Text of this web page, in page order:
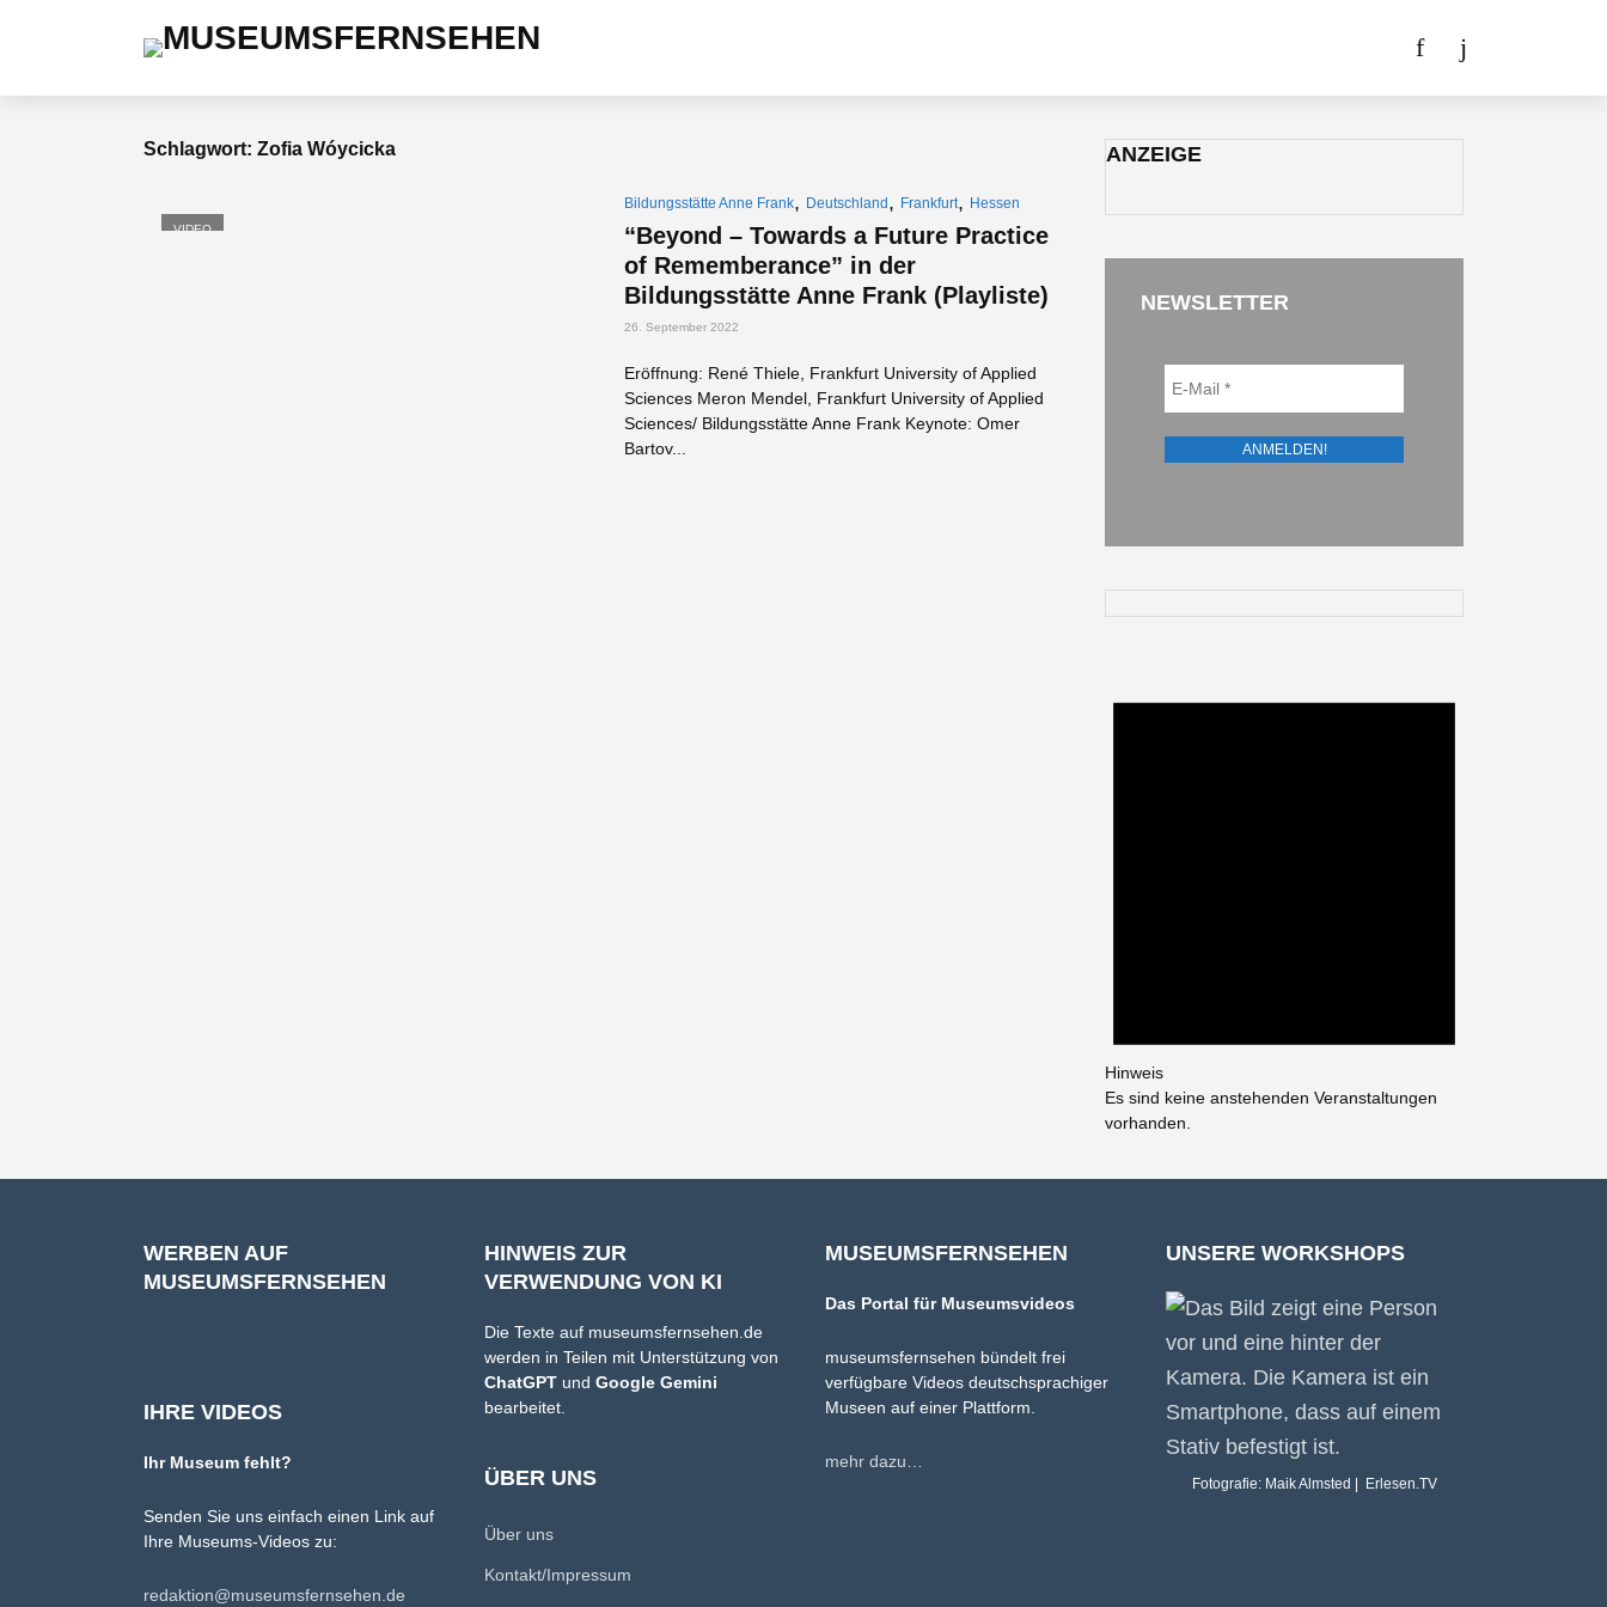
Schlagwort: Zofia Wóycicka
VIDEO
Bildungsstätte Anne Frank, Deutschland , Frankfurt, Hessen
“Beyond – Towards a Future Practice
of Rememberance” in der
Bildungsstätte Anne Frank (Playliste)
26. September 2022
Eröffnung: René Thiele, Frankfurt University of Applied
Sciences Meron Mendel, Frankfurt University of Applied
Sciences/ Bildungsstätte Anne Frank Keynote: Omer
Bartov...
ANZEIGE
NEWSLETTER
Hinweis
Es sind keine anstehenden Veranstaltungen
vorhanden.
WERBEN AUF
MUSEUMSFERNSEHEN
IHRE VIDEOS
Ihr Museum fehlt?
Senden Sie uns einfach einen Link auf
Ihre Museums-Videos zu:
redaktion@museumsfernsehen.de
HINWEIS ZUR
VERWENDUNG VON KI
Die Texte auf museumsfernsehen.de
werden in Teilen mit Unterstützung von
ChatGPT und Google Gemini
bearbeitet.
ÜBER UNS
Über uns
Kontakt/Impressum
MUSEUMSFERNSEHEN
Das Portal für Museumsvideos
museumsfernsehen bündelt frei
verfügbare Videos deutschsprachiger
Museen auf einer Plattform.
mehr dazu…
UNSERE WORKSHOPS
Fotografie: Maik Almsted | Erlesen.TV